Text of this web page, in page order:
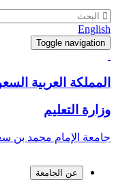
English
Toggle navigation
المملكة العربية
وزارة التعليم
جامعة الإمام محمد بن
عن الجامعة